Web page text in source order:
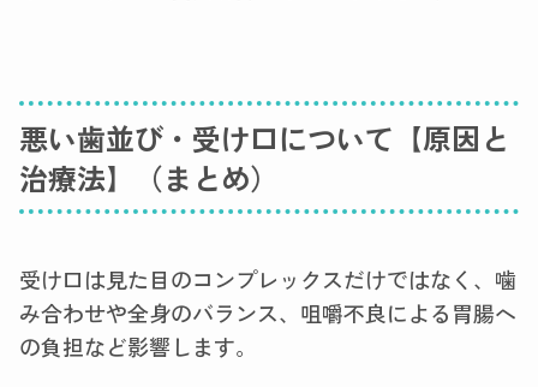
悪い歯並び・受け口について【原因と
治療法】（まとめ）
受け口は見た目のコンプレックスだけではなく、噛
み合わせや全身のバランス、咀嚼不良による胃腸へ
の負担など影響します。